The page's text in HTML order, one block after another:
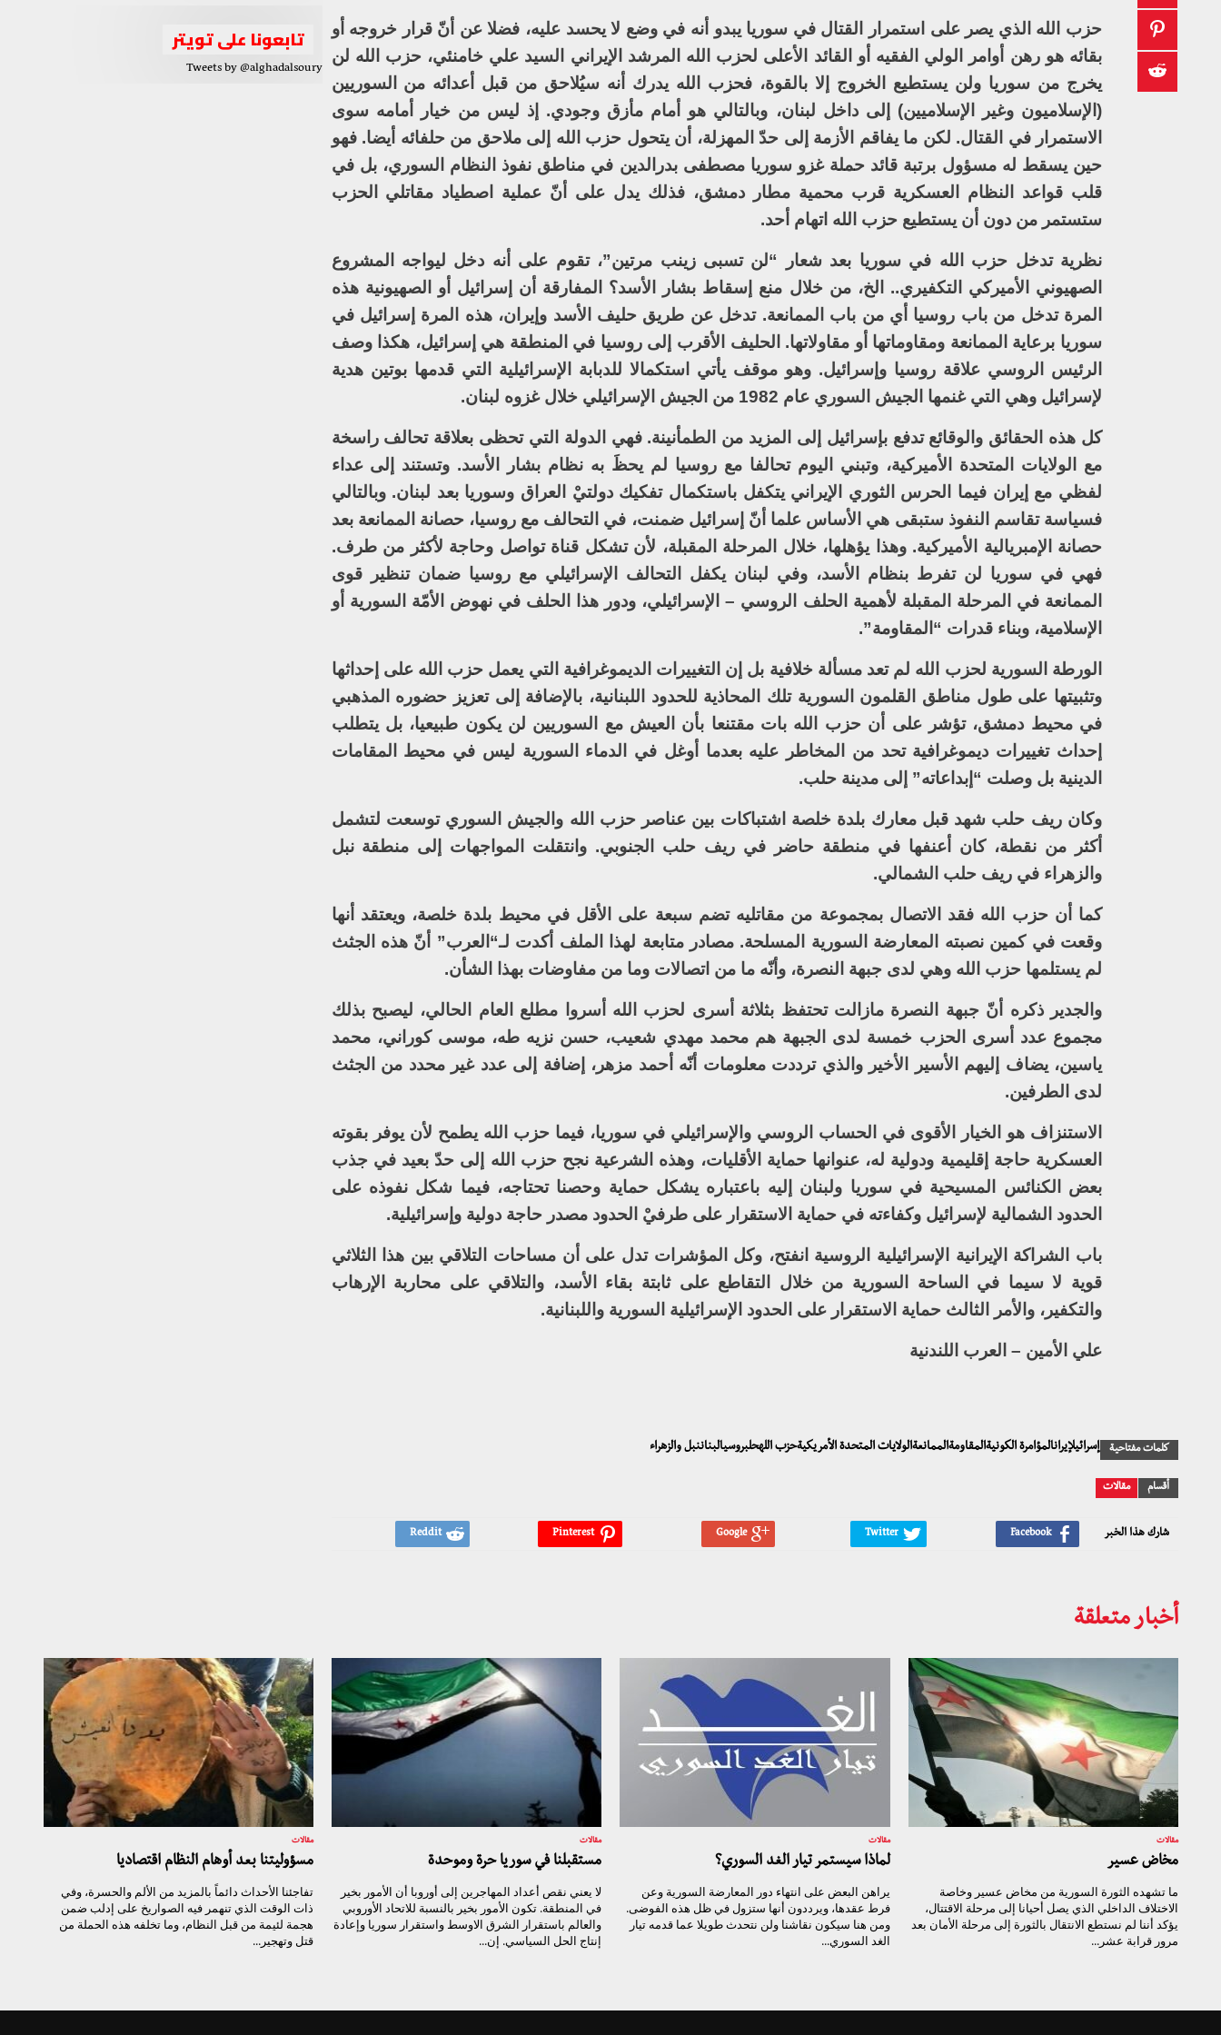
حزب الله الذي يصر على استمرار القتال في سوريا يبدو أنه في وضع لا يحسد عليه، فضلا عن أنّ قرار خروجه أو
بقائه هو رهن أوامر الولي الفقيه أو القائد الأعلى لحزب الله المرشد الإيراني السيد علي خامنئي، حزب الله لن
يخرج من سوريا ولن يستطيع الخروج إلا بالقوة، فحزب الله يدرك أنه سيُلاحق من قبل أعدائه من السوريين
(الإسلاميون وغير الإسلاميين) إلى داخل لبنان، وبالتالي هو أمام مأزق وجودي. إذ ليس من خيار أمامه سوى
الاستمرار في القتال. لكن ما يفاقم الأزمة إلى حدّ المهزلة، أن يتحول حزب الله إلى ملاحق من حلفائه أيضا. فهو
حين يسقط له مسؤول برتبة قائد حملة غزو سوريا مصطفى بدرالدين في مناطق نفوذ النظام السوري، بل في
قلب قواعد النظام العسكرية قرب محمية مطار دمشق، فذلك يدل على أنّ عملية اصطياد مقاتلي الحزب
ستستمر من دون أن يستطيع حزب الله اتهام أحد.
نظرية تدخل حزب الله في سوريا بعد شعار “لن تسبى زينب مرتين”، تقوم على أنه دخل ليواجه المشروع
الصهيوني الأميركي التكفيري.. الخ، من خلال منع إسقاط بشار الأسد؟ المفارقة أن إسرائيل أو الصهيونية هذه
المرة تدخل من باب روسيا أي من باب الممانعة. تدخل عن طريق حليف الأسد وإيران، هذه المرة إسرائيل في
سوريا برعاية الممانعة ومقاوماتها أو مقاولاتها. الحليف الأقرب إلى روسيا في المنطقة هي إسرائيل، هكذا وصف
الرئيس الروسي علاقة روسيا وإسرائيل. وهو موقف يأتي استكمالا للدبابة الإسرائيلية التي قدمها بوتين هدية
لإسرائيل وهي التي غنمها الجيش السوري عام 1982 من الجيش الإسرائيلي خلال غزوه لبنان.
كل هذه الحقائق والوقائع تدفع بإسرائيل إلى المزيد من الطمأنينة. فهي الدولة التي تحظى بعلاقة تحالف راسخة
مع الولايات المتحدة الأميركية، وتبني اليوم تحالفا مع روسيا لم يحظَ به نظام بشار الأسد. وتستند إلى عداء
لفظي مع إيران فيما الحرس الثوري الإيراني يتكفل باستكمال تفكيك دولتيْ العراق وسوريا بعد لبنان. وبالتالي
فسياسة تقاسم النفوذ ستبقى هي الأساس علما أنّ إسرائيل ضمنت، في التحالف مع روسيا، حصانة الممانعة بعد
حصانة الإمبريالية الأميركية. وهذا يؤهلها، خلال المرحلة المقبلة، لأن تشكل قناة تواصل وحاجة لأكثر من طرف.
فهي في سوريا لن تفرط بنظام الأسد، وفي لبنان يكفل التحالف الإسرائيلي مع روسيا ضمان تنظير قوى
الممانعة في المرحلة المقبلة لأهمية الحلف الروسي – الإسرائيلي، ودور هذا الحلف في نهوض الأمّة السورية أو
الإسلامية، وبناء قدرات “المقاومة”.
الورطة السورية لحزب الله لم تعد مسألة خلافية بل إن التغييرات الديموغرافية التي يعمل حزب الله على إحداثها
وتثبيتها على طول مناطق القلمون السورية تلك المحاذية للحدود اللبنانية، بالإضافة إلى تعزيز حضوره المذهبي
في محيط دمشق، تؤشر على أن حزب الله بات مقتنعا بأن العيش مع السوريين لن يكون طبيعيا، بل يتطلب
إحداث تغييرات ديموغرافية تحد من المخاطر عليه بعدما أوغل في الدماء السورية ليس في محيط المقامات
الدينية بل وصلت “إبداعاته” إلى مدينة حلب.
وكان ريف حلب شهد قبل معارك بلدة خلصة اشتباكات بين عناصر حزب الله والجيش السوري توسعت لتشمل
أكثر من نقطة، كان أعنفها في منطقة حاضر في ريف حلب الجنوبي. وانتقلت المواجهات إلى منطقة نبل
والزهراء في ريف حلب الشمالي.
كما أن حزب الله فقد الاتصال بمجموعة من مقاتليه تضم سبعة على الأقل في محيط بلدة خلصة، ويعتقد أنها
وقعت في كمين نصبته المعارضة السورية المسلحة. مصادر متابعة لهذا الملف أكدت لـ“العرب” أنّ هذه الجثث
لم يستلمها حزب الله وهي لدى جبهة النصرة، وأنّه ما من اتصالات وما من مفاوضات بهذا الشأن.
والجدير ذكره أنّ جبهة النصرة مازالت تحتفظ بثلاثة أسرى لحزب الله أسروا مطلع العام الحالي، ليصبح بذلك
مجموع عدد أسرى الحزب خمسة لدى الجبهة هم محمد مهدي شعيب، حسن نزيه طه، موسى كوراني، محمد
ياسين، يضاف إليهم الأسير الأخير والذي ترددت معلومات أنّه أحمد مزهر، إضافة إلى عدد غير محدد من الجثث
لدى الطرفين.
الاستنزاف هو الخيار الأقوى في الحساب الروسي والإسرائيلي في سوريا، فيما حزب الله يطمح لأن يوفر بقوته
العسكرية حاجة إقليمية ودولية له، عنوانها حماية الأقليات، وهذه الشرعية نجح حزب الله إلى حدّ بعيد في جذب
بعض الكنائس المسيحية في سوريا ولبنان إليه باعتباره يشكل حماية وحصنا تحتاجه، فيما شكل نفوذه على
الحدود الشمالية لإسرائيل وكفاءته في حماية الاستقرار على طرفيْ الحدود مصدر حاجة دولية وإسرائيلية.
باب الشراكة الإيرانية الإسرائيلية الروسية انفتح، وكل المؤشرات تدل على أن مساحات التلاقي بين هذا الثلاثي
قوية لا سيما في الساحة السورية من خلال التقاطع على ثابتة بقاء الأسد، والتلاقي على محاربة الإرهاب
والتكفير، والأمر الثالث حماية الاستقرار على الحدود الإسرائيلية السورية واللبنانية.
علي الأمين – العرب اللندنية
كلمات مفتاحية إسرائيلإيرانالمؤامرة الكونيةالمقاومةالممانعةالولايات المتحدة الأمريكيةحزب اللهحلبروسيالبناننبل والزهراء
أقسام مقالات
شارك هذا الخبر
تابعونا على تويتر
Tweets by @alghadalsoury
أخبار متعلقة
مقالات
مخاض عسير
ما تشهده الثورة السورية من مخاض عسير وخاصة
الاختلاف الداخلي الذي يصل أحيانا إلى مرحلة الاقتتال،
يؤكد أننا لم نستطع الانتقال بالثورة إلى مرحلة الأمان بعد
مرور قرابة عشر...
مقالات
لماذا سيستمر تيار الغد السوري؟
يراهن البعض على انتهاء دور المعارضة السورية وعن
فرط عقدها، ويرددون أنها ستزول في ظل هذه الفوضى.
ومن هنا سيكون نقاشنا ولن نتحدث طويلا عما قدمه تيار
الغد السوري...
مقالات
مستقبلنا في سوريا حرة وموحدة
لا يعني نقص أعداد المهاجرين إلى أوروبا أن الأمور بخير
في المنطقة. تكون الأمور بخير بالنسبة للاتحاد الأوروبي
والعالم باستقرار الشرق الاوسط واستقرار سوريا وإعادة
إنتاج الحل السياسي. إن...
مقالات
مسؤوليتنا بعد أوهام النظام اقتصاديا
تفاجئنا الأحداث دائماً بالمزيد من الألم والحسرة، وفي
ذات الوقت الذي تنهمر فيه الصواريخ على إدلب ضمن
هجمة لئيمة من قبل النظام، وما تخلفه هذه الحملة من
قتل وتهجير...